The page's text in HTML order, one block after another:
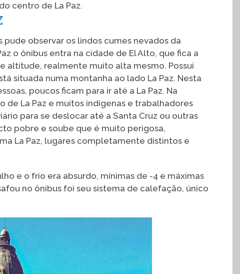
centro de La Paz.
observar os lindos cumes nevados da
o ônibus entra na cidade de El Alto, que fica a
altitude, realmente muito alta mesmo. Possui
situada numa montanha ao lado La Paz. Nesta
poucos ficam para ir até a La Paz. Na
de La Paz e muitos indígenas e trabalhadores
para se deslocar até a Santa Cruz ou outras
pobre e soube que é muito perigosa,
La Paz, lugares completamente distintos e
e o frio era absurdo, mínimas de -4 e máximas
no ônibus foi seu sistema de calefação, único